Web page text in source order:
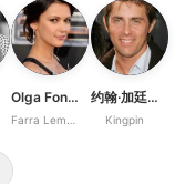
Olga Fonda 约翰·加廷斯
Kingpin